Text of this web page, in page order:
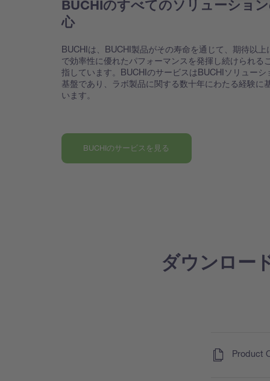
BUCHIのすべてのソリューショ
心
BUCHIは、BUCHI製品がその寿命を通じて、期待以上
で効率性に優れたパフォーマンスを発揮し続けられる
指しています。BUCHIのサービスはBUCHIソリューシ
基盤であり、ラボ製品に関する数十年にわたる経験に
います。
BUCHIのサービスを見る
ダウンロー
Product